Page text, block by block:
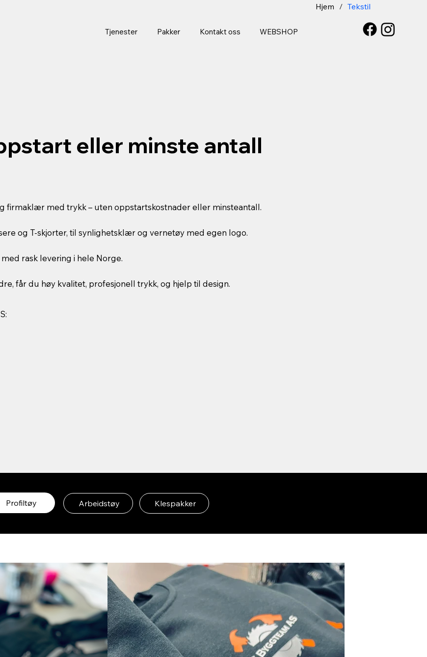
Tjenester Pakker Kontakt oss WEBSHOP
Hjem / Tekstil
Profiltøy Arbeidstøy Klespakker
eller minste antall
firmaklær med trykk – uten oppstartskostnader eller minsteantall.
og T-skjorter, til synlighetsklær og vernetøy med egen logo.
rask levering i hele Norge.
får du høy kvalitet, profesjonell trykk, og hjelp til design.